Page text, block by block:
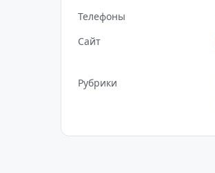
Телефоны
Сайт
Рубрики